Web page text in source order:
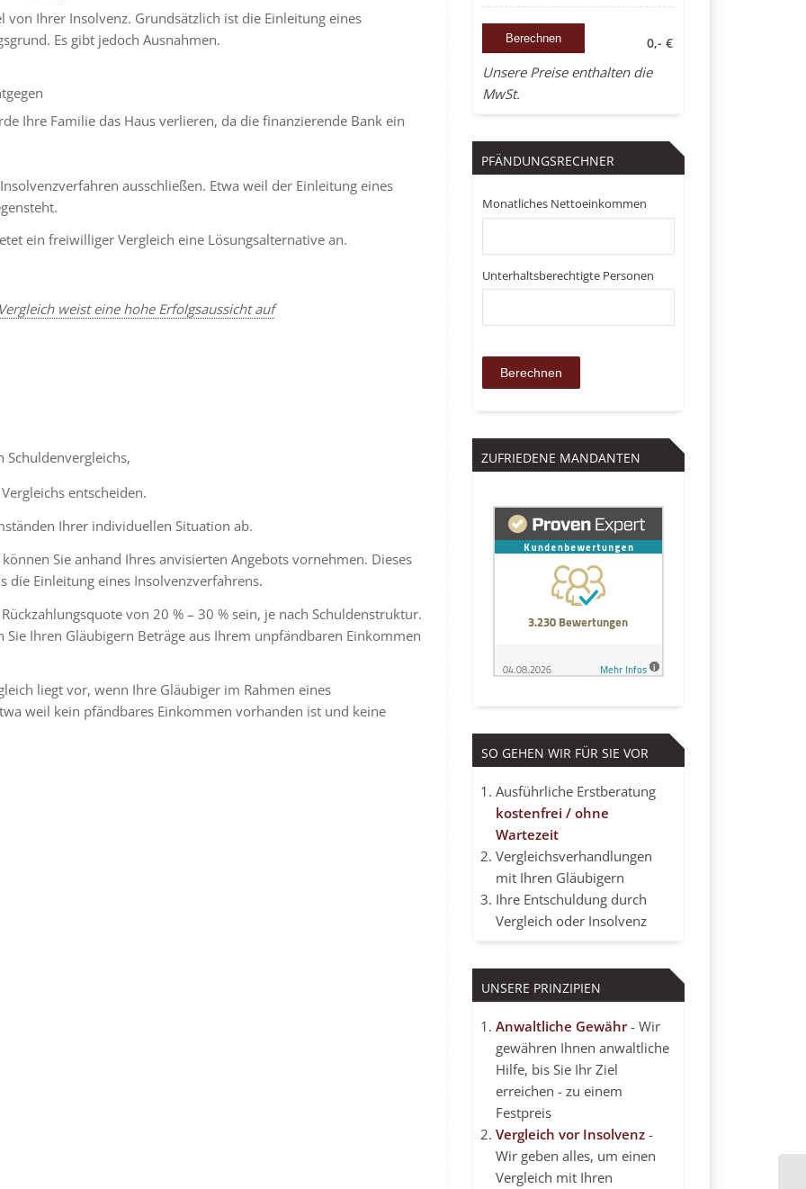
von Ihrer Insolvenz. Grundsätzlich ist die Einleitung eines
Es gibt jedoch Ausnahmen.
Ihre Familie das Haus verlieren, da die finanzierende Bank ein
ausschließen. Etwa weil der Einleitung eines
ein freiwilliger Vergleich eine Lösungsalternative an.
weist eine hohe Erfolgsaussicht auf
entscheiden.
Ihrer individuellen Situation ab.
Sie anhand Ihres anvisierten Angebots vornehmen. Dieses
die Einleitung eines Insolvenzverfahrens.
von 20 % – 30 % sein, je nach Schuldenstruktur.
Sie Ihren Gläubigern Beträge aus Ihrem unpfändbaren Einkommen
liegt vor, wenn Ihre Gläubiger im Rahmen eines
weil kein pfändbares Einkommen vorhanden ist und keine
0,- €
Unsere Preise enthalten die
MwSt.
PFÄNDUNGSRECHNER
Monatliches Nettoeinkommen
Unterhaltsberechtigte Personen
ZUFRIEDENE MANDANTEN
SO GEHEN WIR FÜR SIE VOR
Ausführliche Erstberatung
kostenfrei / ohne
Wartezeit
Vergleichsverhandlungen
mit Ihren Gläubigern
Ihre Entschuldung durch
Vergleich oder Insolvenz
UNSERE PRINZIPIEN
Anwaltliche Gewähr- Wir
gewähren Ihnen anwaltliche
Hilfe, bis Sie Ihr Ziel
erreichen - zu einem
Festpreis
Vergleich vor Insolvenz-
Wir geben alles, um einen
Vergleich mit Ihren